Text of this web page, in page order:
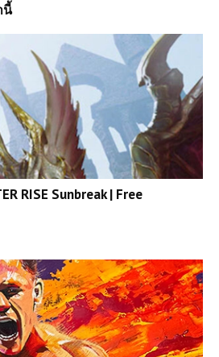
นี้
RISE Sunbreak | Free